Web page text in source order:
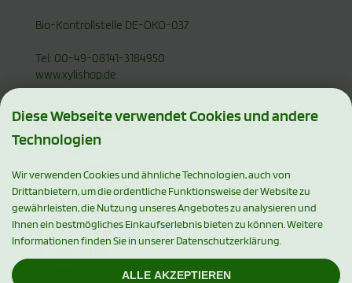
Bio-Kontrollstelle DE-ÖKO-037
Tel: 00-49-08141-3184950
www.xylishop.de
MEHR ÜBER...
Kontakt
Widerrufsbelehrung
Widerrufs-Formular
Vertrag widerrufen
Zahlung und Versand
Datenschutzerklärung
Diese Webseite verwendet Cookies und andere
Technologien
Wir verwenden Cookies und ähnliche Technologien, auch von
Drittanbietern, um die ordentliche Funktionsweise der Website zu
gewährleisten, die Nutzung unseres Angebotes zu analysieren und
Ihnen ein bestmögliches Einkaufserlebnis bieten zu können. Weitere
Informationen finden Sie in unserer Datenschutzerklärung.
ALLE AKZEPTIEREN